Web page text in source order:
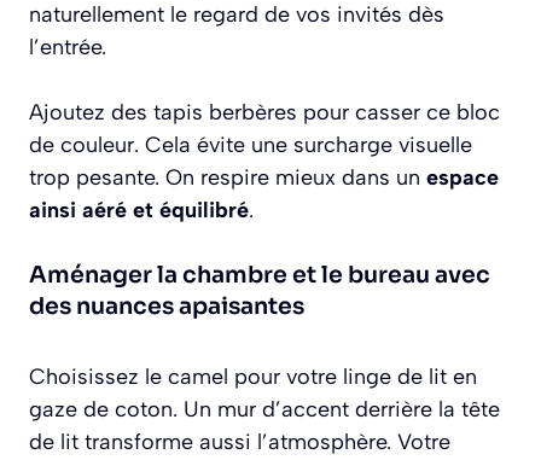
naturellement le regard de vos invités dès
l’entrée.
Ajoutez des tapis berbères pour casser ce bloc
de couleur. Cela évite une surcharge visuelle
trop pesante. On respire mieux dans un espace
ainsi aéré et équilibré.
Aménager la chambre et le bureau avec
des nuances apaisantes
Choisissez le camel pour votre linge de lit en
gaze de coton. Un mur d’accent derrière la tête
de lit transforme aussi l’atmosphère. Votre